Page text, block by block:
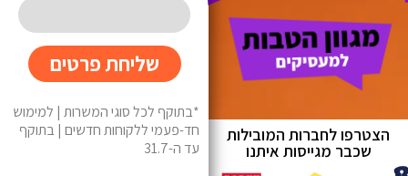
הצטרפו לחברות המובילות
שכבר מגייסות איתנו
שליחת פרטים
*בתוקף לכל סוגי המשרות | למימוש
חד-פעמי ללקוחות חדשים | בתוקף
עד ה-31.7